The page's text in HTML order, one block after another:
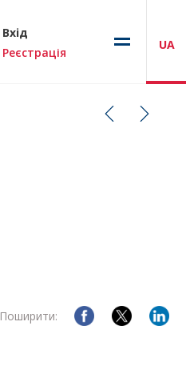
Вхід
Реєстрація
UA
Поширити: